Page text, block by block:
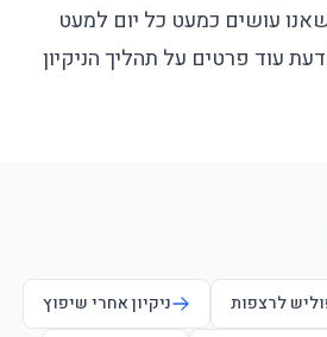
עושים כמעט כל יום למעט
עוד פרטים על תהליך הניקיון
לרצפות
ניקיון אחרי שיפוץ